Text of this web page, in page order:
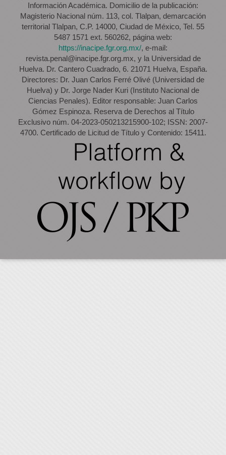
Información Académica. Domicilio de la publicación:
Magisterio Nacional núm. 113, col. Tlalpan, demarcación
territorial Tlalpan, C.P. 14000, Ciudad de México, Tel. 55
5487 1571 ext. 560262, página web:
https://inacipe.fgr.org.mx/, e-mail:
revista.penal@inacipe.fgr.org.mx, y la Universidad de
Huelva. Dr. Cantero Cuadrado, 6. 21071 Huelva, España.
Directores: Dr. Juan Carlos Ferré Olivé (Universidad de
Huelva) y Dr. Jorge Nader Kuri (Instituto Nacional de
Ciencias Penales). Editor responsable: Juan Carlos
Gómez Espinoza. Reserva de Derechos al Título
Exclusivo núm. 04-2023-050213215900-102; ISSN: 2007-
4700. Certificado de Licitud de Título y Contenido: 15411.